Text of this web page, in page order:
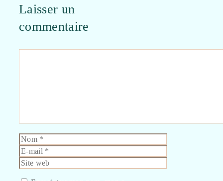
Laisser un
commentaire
Nom
E-
mail
Site
web